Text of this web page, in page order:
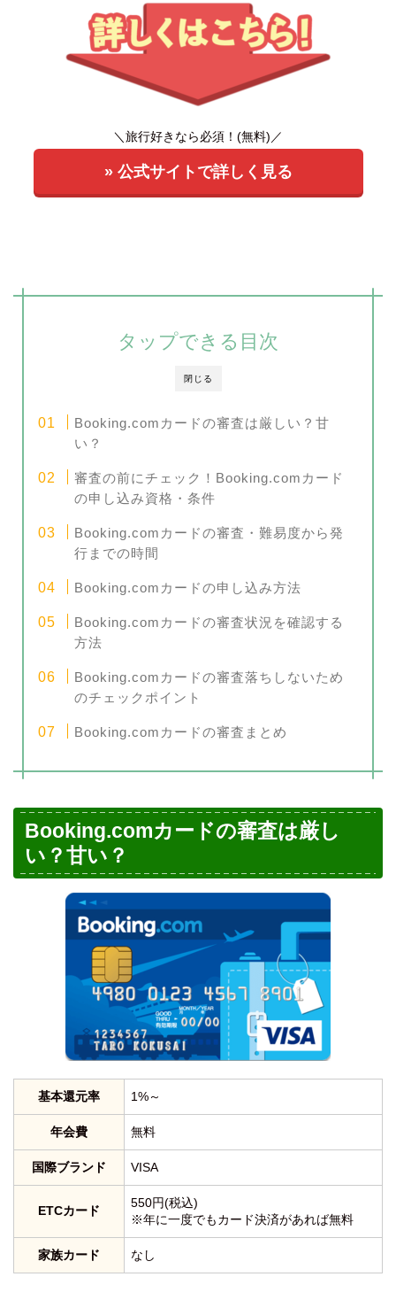
＼旅行好きなら必須！(無料)／
» 公式サイトで詳しく見る
閉じる
タップできる目次
Booking.comカードの審査は厳しい？甘
い？
審査の前にチェック！Booking.comカード
の申し込み資格・条件
Booking.comカードの審査・難易度から発
行までの時間
Booking.comカードの申し込み方法
Booking.comカードの審査状況を確認する
方法
Booking.comカードの審査落ちしないため
のチェックポイント
Booking.comカードの審査まとめ
Booking.comカードの審査は厳し
い？甘い？
基本還元率 1%～
年会費 無料
国際ブランド VISA
ETCカード
550円(税込)
※年に一度でもカード決済があれば無料
家族カード なし